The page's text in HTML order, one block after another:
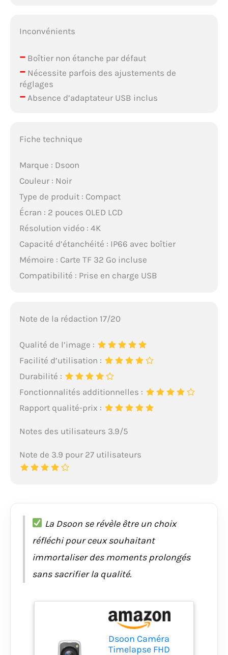
Inconvénients
–Boîtier non étanche par défaut
–Nécessite parfois des ajustements de
réglages
–Absence d’adaptateur USB inclus
Fiche technique
Marque : Dsoon
Couleur : Noir
Type de produit : Compact
Écran : 2 pouces OLED LCD
Résolution vidéo : 4K
Capacité d’étanchéité : IP66 avec boîtier
Mémoire : Carte TF 32 Go incluse
Compatibilité : Prise en charge USB
Note de la rédaction 17/20
Qualité de l’image :
Facilité d’utilisation :
Durabilité :
Fonctionnalités additionnelles :
Rapport qualité-prix :
Notes des utilisateurs 3.9/5
Note de 3.9 pour 27 utilisateurs
La Dsoon se révèle être un choix
réfléchi pour ceux souhaitant
immortaliser des moments prolongés
sans sacrifier la qualité.
Dsoon Caméra
Timelapse FHD